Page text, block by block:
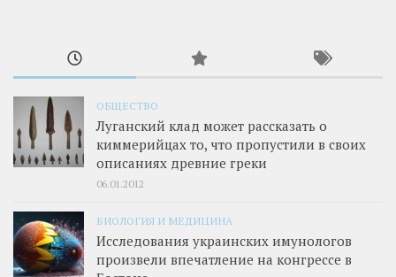
ОБЩЕСТВО
Луганский клад может рассказать о
киммерийцах то, что пропустили в своих
описаниях древние греки
06.01.2012
БИОЛОГИЯ И МЕДИЦИНА
Исследования украинских имунологов
произвели впечатление на конгрессе в